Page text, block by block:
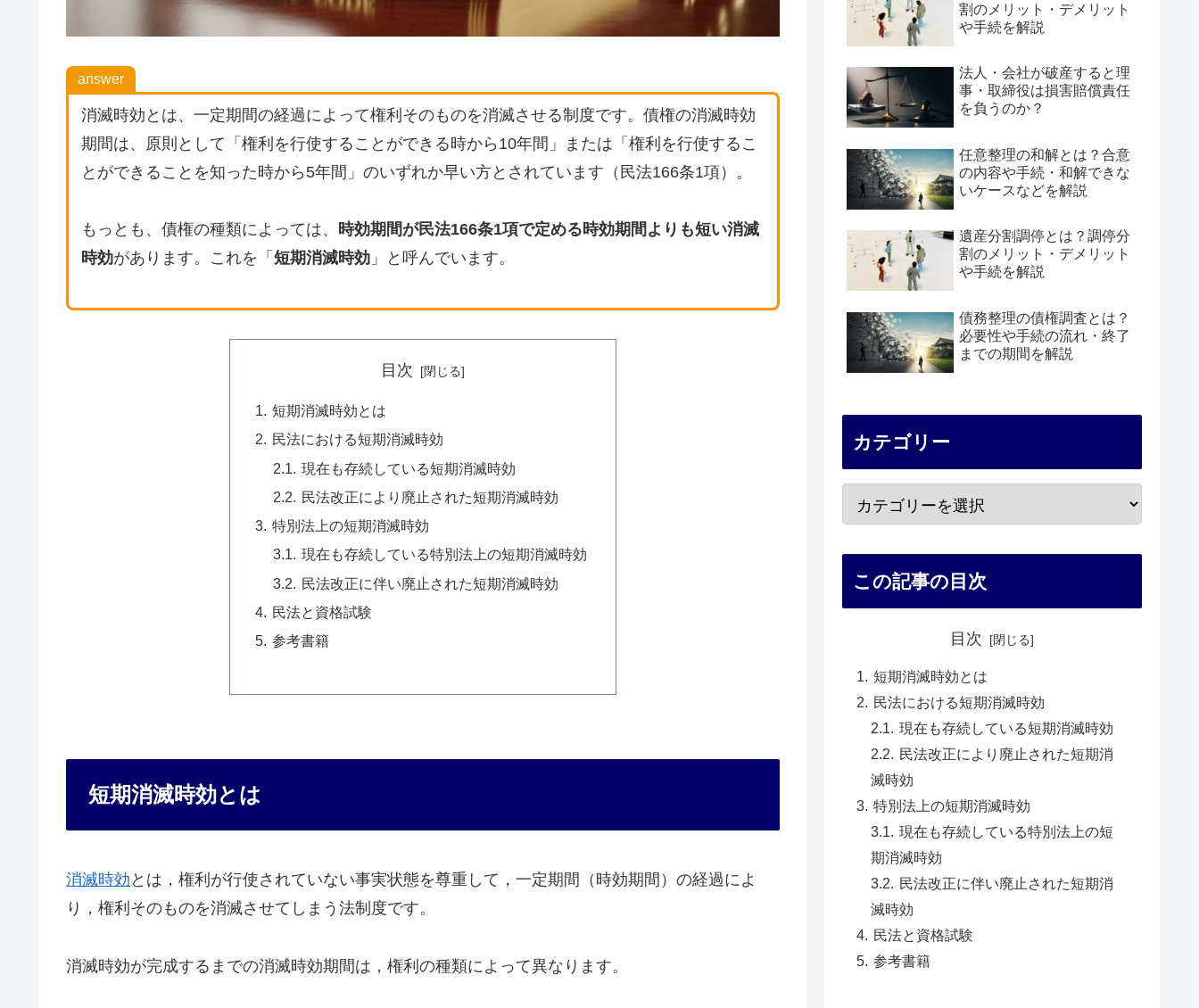
answer
消滅時効とは、一定期間の経過によって権利そのものを消滅させる制度です。債権の消滅時効
期間は、原則として「権利を行使することができる時から10年間」または「権利を行使するこ
とができることを知った時から5年間」のいずれか早い方とされています（民法166条1項）。
もっとも、債権の種類によっては、 時効期間が民法166条1項で定める時効期間よりも短い消滅
時効があります。これを「短期消滅時効 」と呼んでいます。
目次
短期消滅時効とは
民法における短期消滅時効
現在も存続している短期消滅時効
民法改正により廃止された短期消滅時効
特別法上の短期消滅時効
現在も存続している特別法上の短期消滅時効
民法改正に伴い廃止された短期消滅時効
民法と資格試験
参考書籍
短期消滅時効とは
消滅時効 とは，権利が行使されていない事実状態を尊重して，一定期間（時効期間）の経過によ
り，権利そのものを消滅させてしまう法制度です。
消滅時効が完成するまでの消滅時効期間は，権利の種類によって異なります。
割のメリット・デメリット
や手続を解説
法人・会社が破産すると理
事・取締役は損害賠償責任
を負うのか？
任意整理の和解とは？合意
の内容や手続・和解できな
いケースなどを解説
遺産分割調停とは？調停分
割のメリット・デメリット
や手続を解説
債務整理の債権調査とは？
必要性や手続の流れ・終了
までの期間を解説
カテゴリー
この記事の目次
目次
短期消滅時効とは
民法における短期消滅時効
現在も存続している短期消滅時効
民法改正により廃止された短期消
滅時効
特別法上の短期消滅時効
現在も存続している特別法上の短
期消滅時効
民法改正に伴い廃止された短期消
滅時効
民法と資格試験
参考書籍